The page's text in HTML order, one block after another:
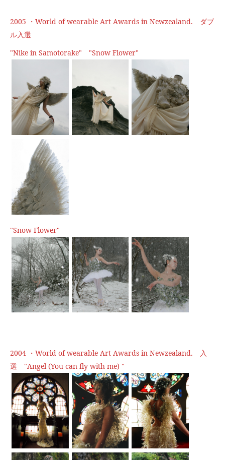
2005 ・World of wearable Art Awards in Newzealand. ダブ
ル入選
"Nike in Samotorake" "Snow Flower"
"Snow Flower"
2004 ・World of wearable Art Awards in Newzealand. 入
選 "Angel (You can fly with me) "